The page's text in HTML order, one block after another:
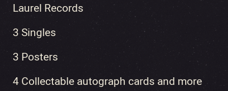
Laurel Records
3 Singles
3 Posters
4 Collectable autograph cards and more